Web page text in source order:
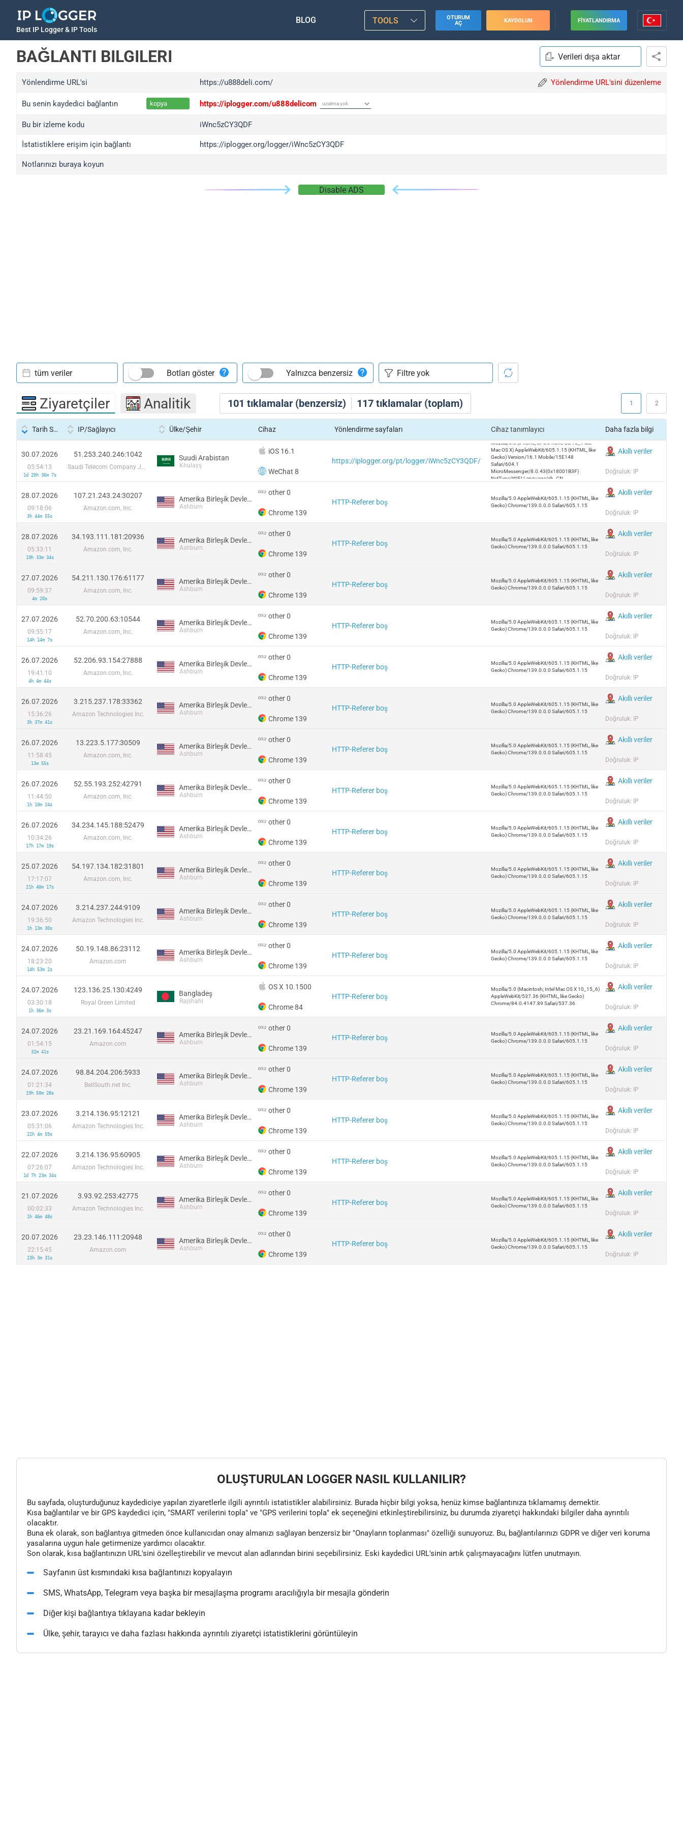
Best IP Logger & IP Tools
BLOG TOOLS
OTURUM
AÇ
KAYDOLUN FIYATLANDIRMA
BAĞLANTI BILGILERI Verileri dışa aktar
Yönlendirme URL'si https://u888deli.com/ Yönlendirme URL'sini düzenleme
Bu senin kaydedici bağlantın kopya https://iplogger.com/u888delicom
Bu bir izleme kodu iWnc5zCY3QDF
İstatistiklere erişim için bağlantı https://iplogger.org/logger/iWnc5zCY3QDF
Notlarınızı buraya koyun
Disable ADS
101 tıklamalar (benzersiz) 117 tıklamalar (toplam)
tüm veriler Botları göster Yalnızca benzersiz
Ziyaretçiler Analitik 1 2
Tarih Saati IP/Sağlayıcı Ülke/Şehir Cihaz Yönlendirme sayfaları Cihaz tanımlayıcı Daha fazla bilgi
30.07.2026
05:54:13
1d 20h 36m 7s
51.253.240.246:1042
Saudi Telecom Company JSC
Suudi Arabistan
Khulayş
iOS 16.1
WeChat 8
https://iplogger.org/pt/logger/iWnc5zCY3QDF/
Mozilla/5.0 (iPhone; CPU iPhone OS 16_1 like
Mac OS X) AppleWebKit/605.1.15 (KHTML, like
Gecko) Version/16.1 Mobile/15E148
Safari/604.1
MicroMessenger/8.0.43(0x18001B3F)
NetType/WIFI Language/zh_CN
Akıllı veriler
Doğruluk: IP
28.07.2026
09:18:06
3h 44m 55s
107.21.243.24:30207
Amazon.com, Inc.
Amerika Birleşik Devletleri
Ashburn
other 0
Chrome 139
HTTP-Referer boş
Mozilla/5.0 AppleWebKit/605.1.15 (KHTML, like
Gecko) Chrome/139.0.0.0 Safari/605.1.15
Akıllı veriler
Doğruluk: IP
28.07.2026
05:33:11
19h 33m 34s
34.193.111.181:20936
Amazon.com, Inc.
Amerika Birleşik Devletleri
Ashburn
other 0
Chrome 139
HTTP-Referer boş
Mozilla/5.0 AppleWebKit/605.1.15 (KHTML, like
Gecko) Chrome/139.0.0.0 Safari/605.1.15
Akıllı veriler
Doğruluk: IP
27.07.2026
09:59:37
4m 20s
54.211.130.176:61177
Amazon.com, Inc.
Amerika Birleşik Devletleri
Ashburn
other 0
Chrome 139
HTTP-Referer boş
Mozilla/5.0 AppleWebKit/605.1.15 (KHTML, like
Gecko) Chrome/139.0.0.0 Safari/605.1.15
Akıllı veriler
Doğruluk: IP
27.07.2026
09:55:17
14h 14m 7s
52.70.200.63:10544
Amazon.com, Inc.
Amerika Birleşik Devletleri
Ashburn
other 0
Chrome 139
HTTP-Referer boş
Mozilla/5.0 AppleWebKit/605.1.15 (KHTML, like
Gecko) Chrome/139.0.0.0 Safari/605.1.15
Akıllı veriler
Doğruluk: IP
26.07.2026
19:41:10
4h 4m 44s
52.206.93.154:27888
Amazon.com, Inc.
Amerika Birleşik Devletleri
Ashburn
other 0
Chrome 139
HTTP-Referer boş
Mozilla/5.0 AppleWebKit/605.1.15 (KHTML, like
Gecko) Chrome/139.0.0.0 Safari/605.1.15
Akıllı veriler
Doğruluk: IP
26.07.2026
15:36:26
3h 37m 41s
3.215.237.178:33362
Amazon Technologies Inc.
Amerika Birleşik Devletleri
Ashburn
other 0
Chrome 139
HTTP-Referer boş
Mozilla/5.0 AppleWebKit/605.1.15 (KHTML, like
Gecko) Chrome/139.0.0.0 Safari/605.1.15
Akıllı veriler
Doğruluk: IP
26.07.2026
11:58:45
13m 55s
13.223.5.177:30509
Amazon.com, Inc.
Amerika Birleşik Devletleri
Ashburn
other 0
Chrome 139
HTTP-Referer boş
Mozilla/5.0 AppleWebKit/605.1.15 (KHTML, like
Gecko) Chrome/139.0.0.0 Safari/605.1.15
Akıllı veriler
Doğruluk: IP
26.07.2026
11:44:50
1h 10m 24s
52.55.193.252:42791
Amazon.com, Inc.
Amerika Birleşik Devletleri
Ashburn
other 0
Chrome 139
HTTP-Referer boş
Mozilla/5.0 AppleWebKit/605.1.15 (KHTML, like
Gecko) Chrome/139.0.0.0 Safari/605.1.15
Akıllı veriler
Doğruluk: IP
26.07.2026
10:34:26
17h 17m 19s
34.234.145.188:52479
Amazon.com, Inc.
Amerika Birleşik Devletleri
Ashburn
other 0
Chrome 139
HTTP-Referer boş
Mozilla/5.0 AppleWebKit/605.1.15 (KHTML, like
Gecko) Chrome/139.0.0.0 Safari/605.1.15
Akıllı veriler
Doğruluk: IP
25.07.2026
17:17:07
21h 40m 17s
54.197.134.182:31801
Amazon.com, Inc.
Amerika Birleşik Devletleri
Ashburn
other 0
Chrome 139
HTTP-Referer boş
Mozilla/5.0 AppleWebKit/605.1.15 (KHTML, like
Gecko) Chrome/139.0.0.0 Safari/605.1.15
Akıllı veriler
Doğruluk: IP
24.07.2026
19:36:50
1h 13m 30s
3.214.237.244:9109
Amazon Technologies Inc.
Amerika Birleşik Devletleri
Ashburn
other 0
Chrome 139
HTTP-Referer boş
Mozilla/5.0 AppleWebKit/605.1.15 (KHTML, like
Gecko) Chrome/139.0.0.0 Safari/605.1.15
Akıllı veriler
Doğruluk: IP
24.07.2026
18:23:20
14h 53m 2s
50.19.148.86:23112
Amazon.com
Amerika Birleşik Devletleri
Ashburn
other 0
Chrome 139
HTTP-Referer boş
Mozilla/5.0 AppleWebKit/605.1.15 (KHTML, like
Gecko) Chrome/139.0.0.0 Safari/605.1.15
Akıllı veriler
Doğruluk: IP
24.07.2026
03:30:18
1h 36m 3s
123.136.25.130:4249
Royal Green Limited
Bangladeş
Rajshahi
OS X 10.1500
Chrome 84
HTTP-Referer boş
Mozilla/5.0 (Macintosh; Intel Mac OS X 10_15_6)
AppleWebKit/537.36 (KHTML, like Gecko)
Chrome/84.0.4147.89 Safari/537.36
Akıllı veriler
Doğruluk: IP
24.07.2026
01:54:15
32m 41s
23.21.169.164:45247
Amazon.com
Amerika Birleşik Devletleri
Ashburn
other 0
Chrome 139
HTTP-Referer boş
Mozilla/5.0 AppleWebKit/605.1.15 (KHTML, like
Gecko) Chrome/139.0.0.0 Safari/605.1.15
Akıllı veriler
Doğruluk: IP
24.07.2026
01:21:34
19h 50m 28s
98.84.204.206:5933
BellSouth.net Inc.
Amerika Birleşik Devletleri
Ashburn
other 0
Chrome 139
HTTP-Referer boş
Mozilla/5.0 AppleWebKit/605.1.15 (KHTML, like
Gecko) Chrome/139.0.0.0 Safari/605.1.15
Akıllı veriler
Doğruluk: IP
23.07.2026
05:31:06
22h 4m 59s
3.214.136.95:12121
Amazon Technologies Inc.
Amerika Birleşik Devletleri
Ashburn
other 0
Chrome 139
HTTP-Referer boş
Mozilla/5.0 AppleWebKit/605.1.15 (KHTML, like
Gecko) Chrome/139.0.0.0 Safari/605.1.15
Akıllı veriler
Doğruluk: IP
22.07.2026
07:26:07
1d 7h 23m 34s
3.214.136.95:60905
Amazon Technologies Inc.
Amerika Birleşik Devletleri
Ashburn
other 0
Chrome 139
HTTP-Referer boş
Mozilla/5.0 AppleWebKit/605.1.15 (KHTML, like
Gecko) Chrome/139.0.0.0 Safari/605.1.15
Akıllı veriler
Doğruluk: IP
21.07.2026
00:02:33
1h 46m 48s
3.93.92.253:42775
Amazon Technologies Inc.
Amerika Birleşik Devletleri
Ashburn
other 0
Chrome 139
HTTP-Referer boş
Mozilla/5.0 AppleWebKit/605.1.15 (KHTML, like
Gecko) Chrome/139.0.0.0 Safari/605.1.15
Akıllı veriler
Doğruluk: IP
20.07.2026
22:15:45
23h 3m 31s
23.23.146.111:20948
Amazon.com
Amerika Birleşik Devletleri
Ashburn
other 0
Chrome 139
HTTP-Referer boş
Mozilla/5.0 AppleWebKit/605.1.15 (KHTML, like
Gecko) Chrome/139.0.0.0 Safari/605.1.15
Akıllı veriler
Doğruluk: IP
OLUŞTURULAN LOGGER NASIL KULLANILIR?
Bu sayfada, oluşturduğunuz kaydediciye yapılan ziyaretlerle ilgili ayrıntılı istatistikler alabilirsiniz. Burada hiçbir bilgi yoksa, henüz kimse bağlantınıza tıklamamış demektir.
Kısa bağlantılar ve bir GPS kaydedici için, "SMART verilerini topla" ve "GPS verilerini topla" ek seçeneğini etkinleştirebilirsiniz, bu durumda ziyaretçi hakkındaki bilgiler daha ayrıntılı
olacaktır.
Buna ek olarak, son bağlantıya gitmeden önce kullanıcıdan onay almanızı sağlayan benzersiz bir "Onayların toplanması" özelliği sunuyoruz. Bu, bağlantılarınızı GDPR ve diğer veri koruma
yasalarına uygun hale getirmenize yardımcı olacaktır.
Son olarak, kısa bağlantınızın URL'sini özelleştirebilir ve mevcut alan adlarından birini seçebilirsiniz. Eski kaydedici URL'sinin artık çalışmayacağını lütfen unutmayın.
Sayfanın üst kısmındaki kısa bağlantınızı kopyalayın
SMS, WhatsApp, Telegram veya başka bir mesajlaşma programı aracılığıyla bir mesajla gönderin
Diğer kişi bağlantıya tıklayana kadar bekleyin
Ülke, şehir, tarayıcı ve daha fazlası hakkında ayrıntılı ziyaretçi istatistiklerini görüntüleyin